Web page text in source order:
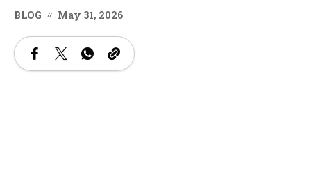
BLOG May 31, 2026